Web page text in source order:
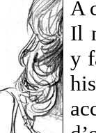
A
Il
y